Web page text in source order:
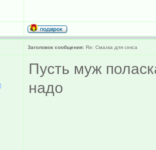
Заголовок сообщения: Re: Смазка для секса
Пусть муж
надо